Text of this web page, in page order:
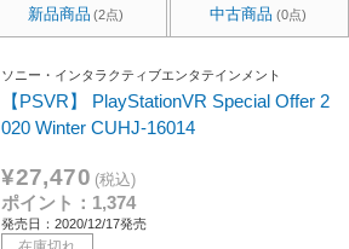
新品商品 (2点) 中古商品 (0点)
ソニー・インタラクティブエンタテインメント
【PSVR】 PlayStationVR Special Offer 2
020 Winter CUHJ-16014
¥27,470 (税込)
ポイント：1,374
発売日：2020/12/17発売